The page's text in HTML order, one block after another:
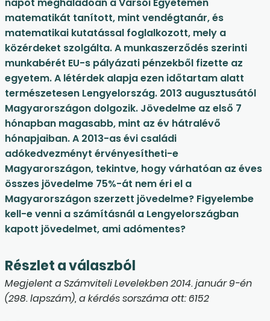
napot meghaladóan a Varsói Egyetemen
matematikát tanított, mint vendégtanár, és
matematikai kutatással foglalkozott, mely a
közérdeket szolgálta. A munkaszerződés szerinti
munkabérét EU-s pályázati pénzekből fizette az
egyetem. A létérdek alapja ezen időtartam alatt
természetesen Lengyelország. 2013 augusztusától
Magyarországon dolgozik. Jövedelme az első 7
hónapban magasabb, mint az év hátralévő
hónapjaiban. A 2013-as évi családi
adókedvezményt érvényesítheti-e
Magyarországon, tekintve, hogy várhatóan az éves
összes jövedelme 75%-át nem éri el a
Magyarországon szerzett jövedelme? Figyelembe
kell-e venni a számításnál a Lengyelországban
kapott jövedelmet, ami adómentes?
Részlet a válaszból
Megjelent a Számviteli Levelekben 2014. január 9-én
(298. lapszám), a kérdés sorszáma ott: 6152